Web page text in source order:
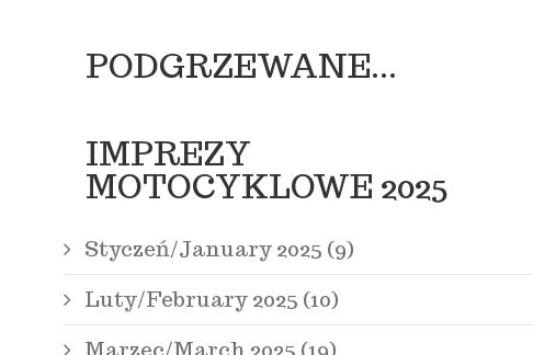
PODGRZEWANE...
IMPREZY
MOTOCYKLOWE 2025
Styczeń/January 2025 (9)
Luty/February 2025 (10)
Marzec/March 2025 (19)